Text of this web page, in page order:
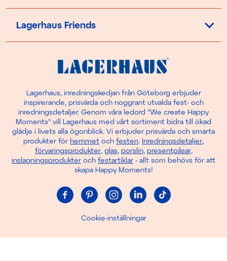
Lagerhaus Friends
Lagerhaus, inredningskedjan från Göteborg erbjuder
inspirerande, prisvärda och noggrant utvalda fest- och
inredningsdetaljer. Genom våra ledord "We create Happy
Moments" vill Lagerhaus med vårt sortiment bidra till ökad
glädje i livets alla ögonblick. Vi erbjuder prisvärda och smarta
produkter för hemmet och festen. Inredningsdetaljer,
förvaringsprodukter, glas, porslin, presentpåsar,
inslagningsprodukter och festartiklar - allt som behövs för att
skapa Happy Moments!
Cookie-inställningar